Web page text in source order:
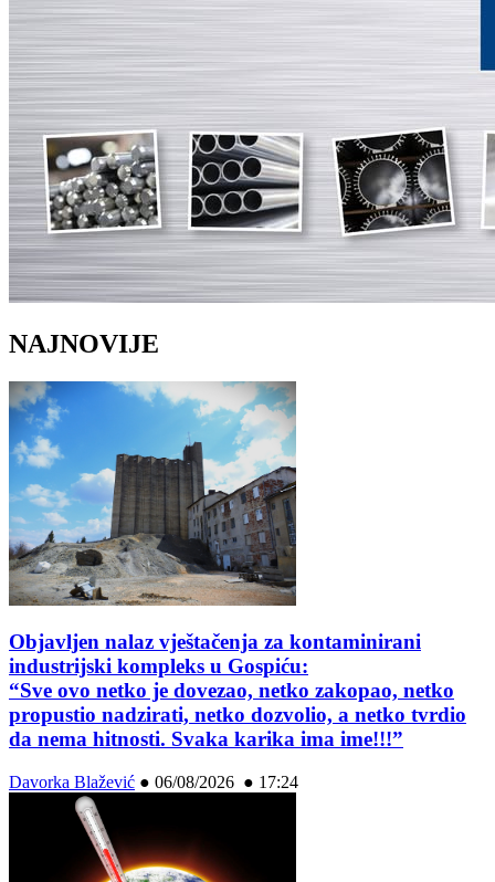
NAJNOVIJE
Objavljen nalaz vještačenja za kontaminirani
industrijski kompleks u Gospiću:
“Sve ovo netko je dovezao, netko zakopao, netko
propustio nadzirati, netko dozvolio, a netko tvrdio
da nema hitnosti. Svaka karika ima ime!!!”
Davorka Blažević ● 06/08/2026 ● 17:24